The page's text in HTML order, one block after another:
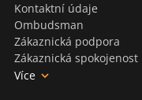
Kontaktní údaje
Ombudsman
Zákaznická podpora
Zákaznická spokojenost
Více